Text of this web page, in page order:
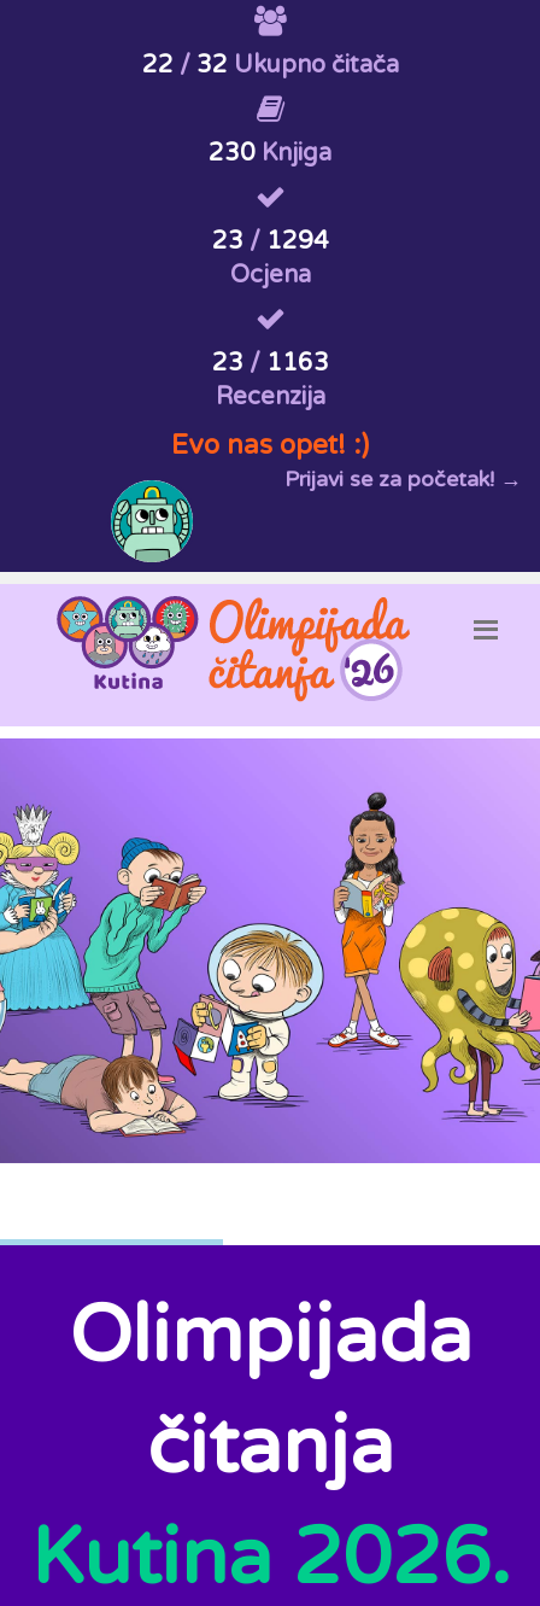
22 / 32 Ukupno čitača
230 Knjiga
23 / 1294
Ocjena
23 / 1163
Recenzija
Evo nas opet! :)
Prijavi se za početak! →
Olimpijada
čitanja
Kutina 2026.